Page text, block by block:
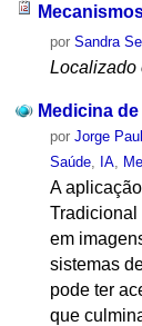
porSandra
Localizado
Medicina
porJorge
Saúde
IA
A
Tradicional
em
sistemas
pode ter
que